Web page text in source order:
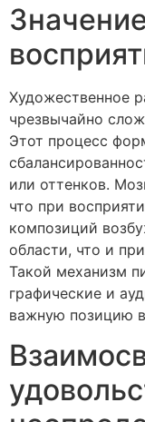
Художественное
чрезвычайно
Этот процесс
или оттенков.
что при
композиций
области, что и
Такой механизм
графические и
важную позицию